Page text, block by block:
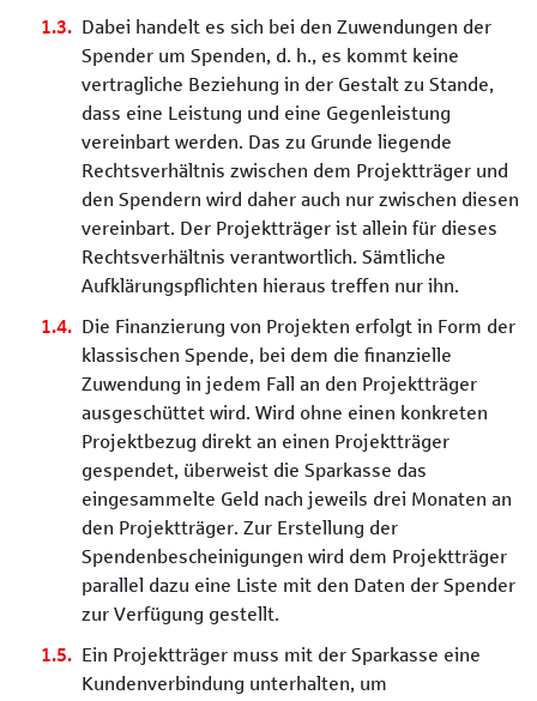
Dabei handelt es sich bei den Zuwendungen der
Spender um Spenden, d. h., es kommt keine
vertragliche Beziehung in der Gestalt zu Stande,
dass eine Leistung und eine Gegenleistung
vereinbart werden. Das zu Grunde liegende
Rechtsverhältnis zwischen dem Projektträger und
den Spendern wird daher auch nur zwischen diesen
vereinbart. Der Projektträger ist allein für dieses
Rechtsverhältnis verantwortlich. Sämtliche
Aufklärungspflichten hieraus treffen nur ihn.
Die Finanzierung von Projekten erfolgt in Form der
klassischen Spende, bei dem die finanzielle
Zuwendung in jedem Fall an den Projektträger
ausgeschüttet wird. Wird ohne einen konkreten
Projektbezug direkt an einen Projektträger
gespendet, überweist die Sparkasse das
eingesammelte Geld nach jeweils drei Monaten an
den Projektträger. Zur Erstellung der
Spendenbescheinigungen wird dem Projektträger
parallel dazu eine Liste mit den Daten der Spender
zur Verfügung gestellt.
Ein Projektträger muss mit der Sparkasse eine
Kundenverbindung unterhalten, um